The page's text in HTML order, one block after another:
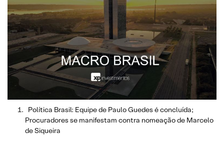
Política Brasil: Equipe de Paulo Guedes é concluída;
Procuradores se manifestam contra nomeação de Marcelo
de Siqueira